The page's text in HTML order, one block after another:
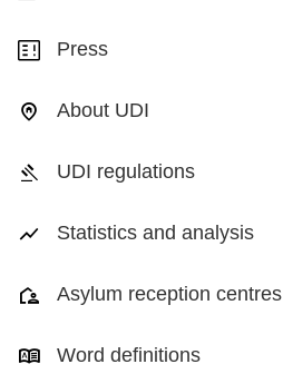
Press
About UDI
UDI regulations
Statistics and analysis
Asylum reception centres
Word definitions